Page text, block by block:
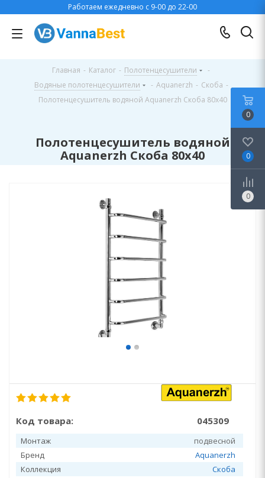
Работаем ежедневно с 9-00 до 22-00
Главная - Каталог - Полотенцесушители
-
Водяные полотенцесушители
- Aquanerzh - Скоба -
Полотенцесушитель водяной Aquanerzh Скоба 80х40
Полотенцесушитель водяной
Aquanerzh Скоба 80х40
Код товара: 045309
Монтаж
подвесной
Бренд
Aquanerzh
Коллекция
Скоба
0
0
0